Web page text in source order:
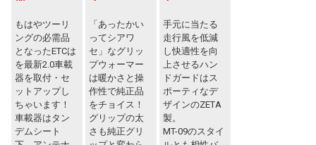
もはやツーリ
ングの必需品
となったETCは
を最新2.0車載
器を取付・セ
ットアップし
ちゃいます！
車載器はタン
デムシート
「あったかい
ってシアワ
セ」なグリッ
プウォーマー
は暖かさと操
作性で純正品
をチョイス！
グリップの太
さも純正グリ
手元に当たる
走行風を低減
し快適性を向
上させるハン
ドガードはス
ポーティなデ
ザインのZETA
製。
MT-09のスタイ